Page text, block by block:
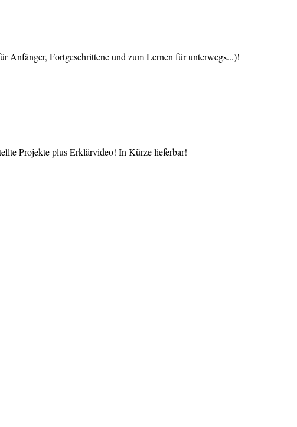
Fortgeschrittene und zum Lernen für unterwegs...)!
Projekte plus Erklärvideo! In Kürze lieferbar!